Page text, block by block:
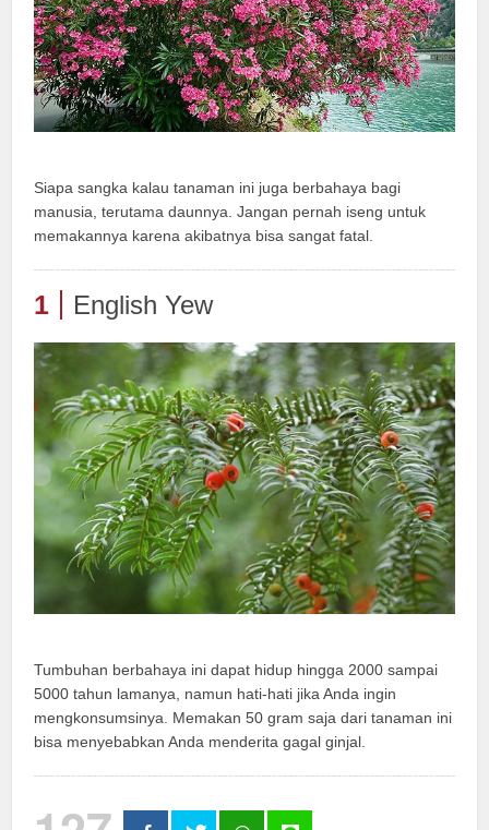
Siapa sangka kalau tanaman ini juga berbahaya bagi
manusia, terutama daunnya. Jangan pernah iseng untuk
memakannya karena akibatnya bisa sangat fatal.
1 English Yew
Tumbuhan berbahaya ini dapat hidup hingga 2000 sampai
5000 tahun lamanya, namun hati-hati jika Anda ingin
mengkonsumsinya. Memakan 50 gram saja dari tanaman ini
bisa menyebabkan Anda menderita gagal ginjal.